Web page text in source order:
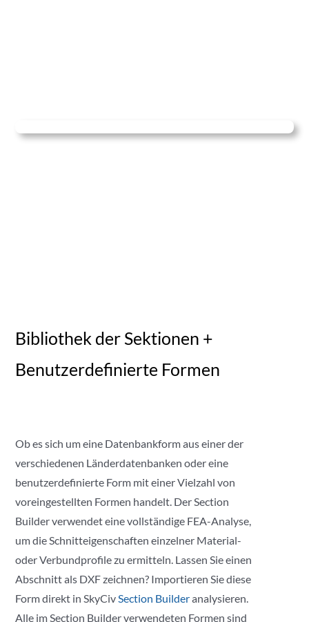
Bibliothek der Sektionen +
Benutzerdefinierte Formen
Ob es sich um eine Datenbankform aus einer der
verschiedenen Länderdatenbanken oder eine
benutzerdefinierte Form mit einer Vielzahl von
voreingestellten Formen handelt. Der Section
Builder verwendet eine vollständige FEA-Analyse,
um die Schnitteigenschaften einzelner Material-
oder Verbundprofile zu ermitteln. Lassen Sie einen
Abschnitt als DXF zeichnen? Importieren Sie diese
Form direkt in SkyCiv Section Builderanalysieren.
Alle im Section Builder verwendeten Formen sind